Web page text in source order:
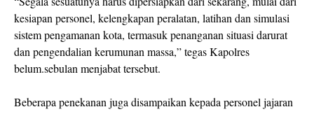
kesiapan personel, kelengkapan peralatan, latihan dan simulasi
sistem pengamanan kota, termasuk penanganan situasi darurat
dan pengendalian kerumunan massa,” tegas Kapolres
belum.sebulan menjabat tersebut.
Beberapa penekanan juga disampaikan kepada personel jajaran